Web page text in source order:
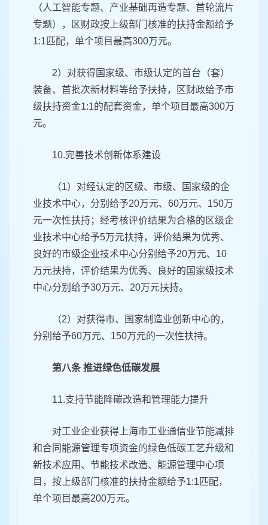
（人工智能专题、产业基础再造专题、首轮流片
专题），区财政按上级部门核准的扶持金额给予
1:1匹配，单个项目最高300万元。
2）对获得国家级、市级认定的首台（套）
装备、首批次新材料等给予扶持，区财政给予市
级扶持资金1:1的配套资金，单个项目最高300万
元。
10.完善技术创新体系建设
（1）对经认定的区级、市级、国家级的企
业技术中心，分别给予20万元、60万元、150万
元一次性扶持；经考核评价结果为合格的区级企
业技术中心给予5万元扶持，评价结果为优秀、
良好的市级企业技术中心分别给予20万元、10
万元扶持，评价结果为优秀、良好的国家级技术
中心分别给予30万元、20万元扶持。
（2）对获得市、国家制造业创新中心的，
分别给予60万元、150万元的一次性扶持。
第八条 推进绿色低碳发展
11.支持节能降碳改造和管理能力提升
对工业企业获得上海市工业通信业节能减排
和合同能源管理专项资金的绿色低碳工艺升级和
新技术应用、节能技术改造、能源管理中心项
目，按上级部门核准的扶持金额给予1:1匹配，
单个项目最高200万元。